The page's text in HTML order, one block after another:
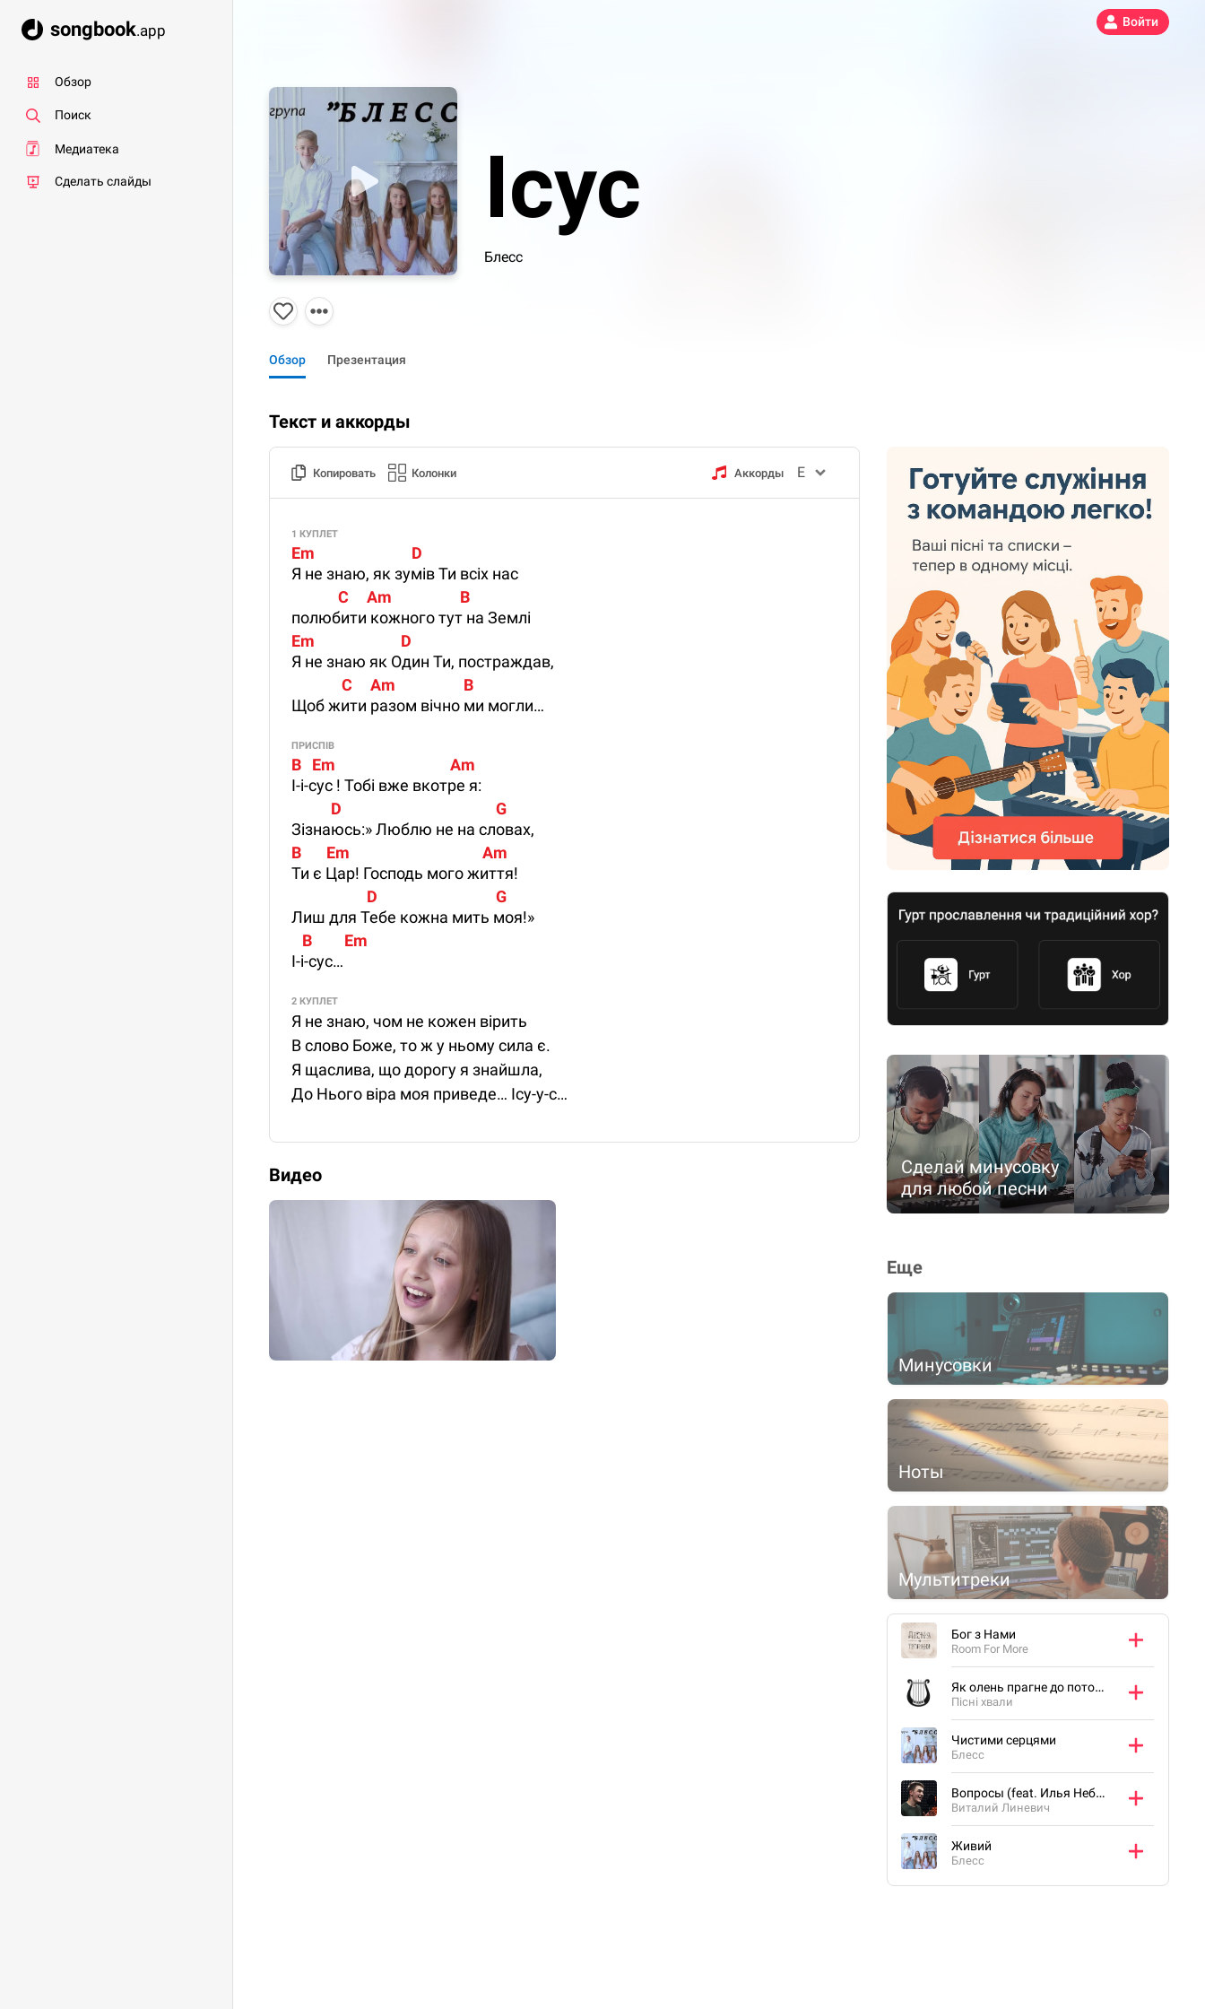
songbook.app
Обзор
Поиск
Медиатека
Сделать слайды
Войти
Ісус
Блесс
Обзор Презентация
Текст и аккорды
Копировать Колонки Аккорды
1 КУПЛЕТ
Em                           D
Я не знаю, як зумів Ти всіх нас
             C     Am                   B
полюбити кожного тут на Землі
Em                        D
Я не знаю як Один Ти, постраждав,
              C     Am                   B
Щоб жити разом вічно ми могли…
ПРИСПІВ
B   Em                                Am
І-і-сус ! Тобі вже вкотре я:
           D                                           G
Зізнаюсь:» Люблю не на словах,
B       Em                                     Am
Ти є Цар! Господь мого життя!
                     D                                 G
Лиш для Тебе кожна мить моя!»
   B         Em
І-і-сус…
2 КУПЛЕТ
Я не знаю, чом не кожен вірить
В слово Боже, то ж у ньому сила є.
Я щаслива, що дорогу я знайшла,
До Нього віра моя приведе… Ісу-у-с…
Видео
Сделай минусовку
для любой песни
Еще
Минусовки
Ноты
Мультитреки
Бог з Нами
Room For More
Як олень прагне до потоків
Пісні хвали
Чистими серцями
Блесс
Вопросы (feat. Илья Небесный)
Виталий Линевич
Живий
Блесс